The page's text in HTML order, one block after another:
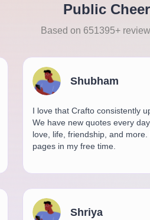
Public
Based on 651395+
Shubham
I love that Crafto consistently
We have new quotes every
love, life, friendship, and
pages in my free time.
Shriya